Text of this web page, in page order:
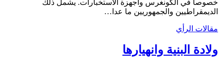
خصوصاً في الكونغرس وأجهزة الاستخبارات. يشمل ذلك
الديمقراطيين والجمهوريين ما عدا…
مقالات الرأي
ولادة البنية وانهيارها